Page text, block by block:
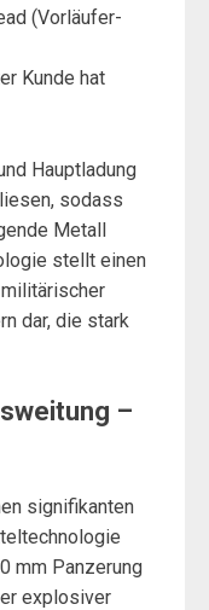
(Vorläufer-
Kunde hat
Hauptladung
sodass
Metall
stellt einen
dar, die stark
–
signifikanten
mm Panzerung
explosiver